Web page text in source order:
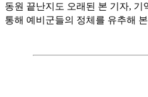
동원 끝난지도 오래된 본 기자,
통해 예비군들의 정체를 유추해